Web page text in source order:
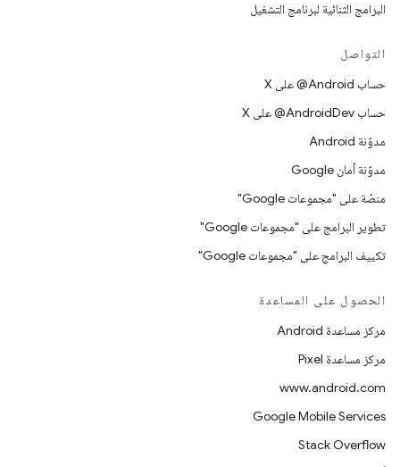
البرامج الثنائية لبرنامج التشغيل
التواصل
حساب ‎@Android على X
حساب ‎@AndroidDev على X
مدوّنة Android
مدوّنة أمان Google
منصّة على "مجموعات Google"
تطوير البرامج على "مجموعات Google"
تكييف البرامج على "مجموعات Google"
الحصول على المساعدة
مركز مساعدة Android
مركز مساعدة Pixel
www.android.com
Google Mobile Services
Stack Overflow